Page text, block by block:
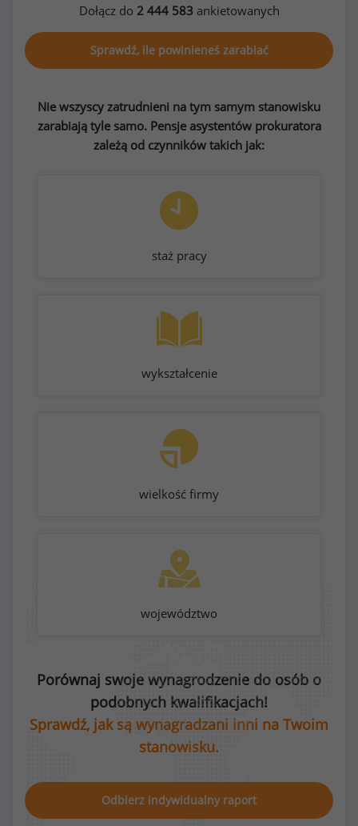
Dołącz do 2 444 583ankietowanych
Sprawdź, ile powinieneś zarabiać
Nie wszyscy zatrudnieni na tym samym stanowisku
zarabiają tyle samo. Pensje asystentów prokuratora
zależą od czynników takich jak:
staż pracy
wykształcenie
wielkość firmy
województwo
Porównaj swoje wynagrodzenie do osób o
podobnych kwalifikacjach!
Sprawdź, jak są wynagradzani inni na Twoim
stanowisku.
Odbierz indywidualny raport